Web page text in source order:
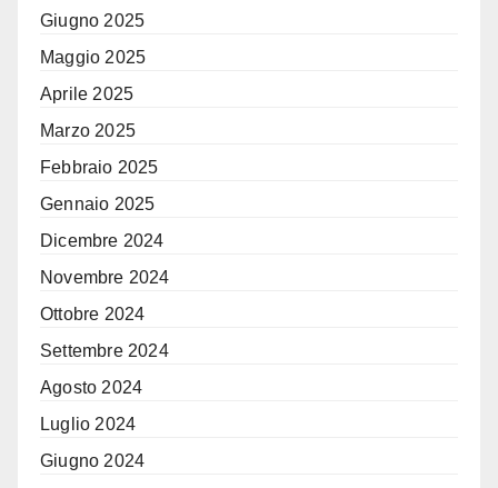
Giugno 2025
Maggio 2025
Aprile 2025
Marzo 2025
Febbraio 2025
Gennaio 2025
Dicembre 2024
Novembre 2024
Ottobre 2024
Settembre 2024
Agosto 2024
Luglio 2024
Giugno 2024